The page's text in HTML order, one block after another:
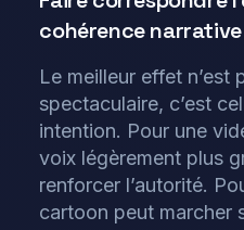
cohérence narrative
Le meilleur effet n’est
spectaculaire, c’est
intention. Pour une
voix légèrement plus
renforcer l’autorité.
cartoon peut marcher